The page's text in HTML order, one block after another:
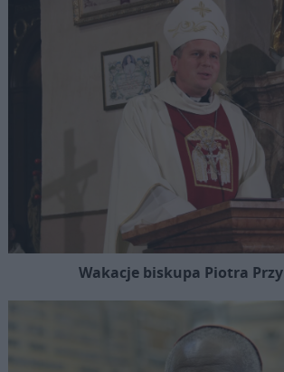
Wakacje biskupa Piotra